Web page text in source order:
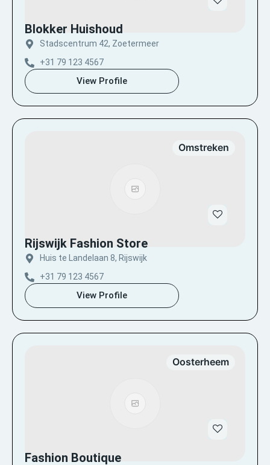
Blokker Huishoud
Stadscentrum 42, Zoetermeer
+31 79 123 4567
View Profile
Omstreken
Rijswijk Fashion Store
Huis te Landelaan 8, Rijswijk
+31 79 123 4567
View Profile
Oosterheem
Fashion Boutique